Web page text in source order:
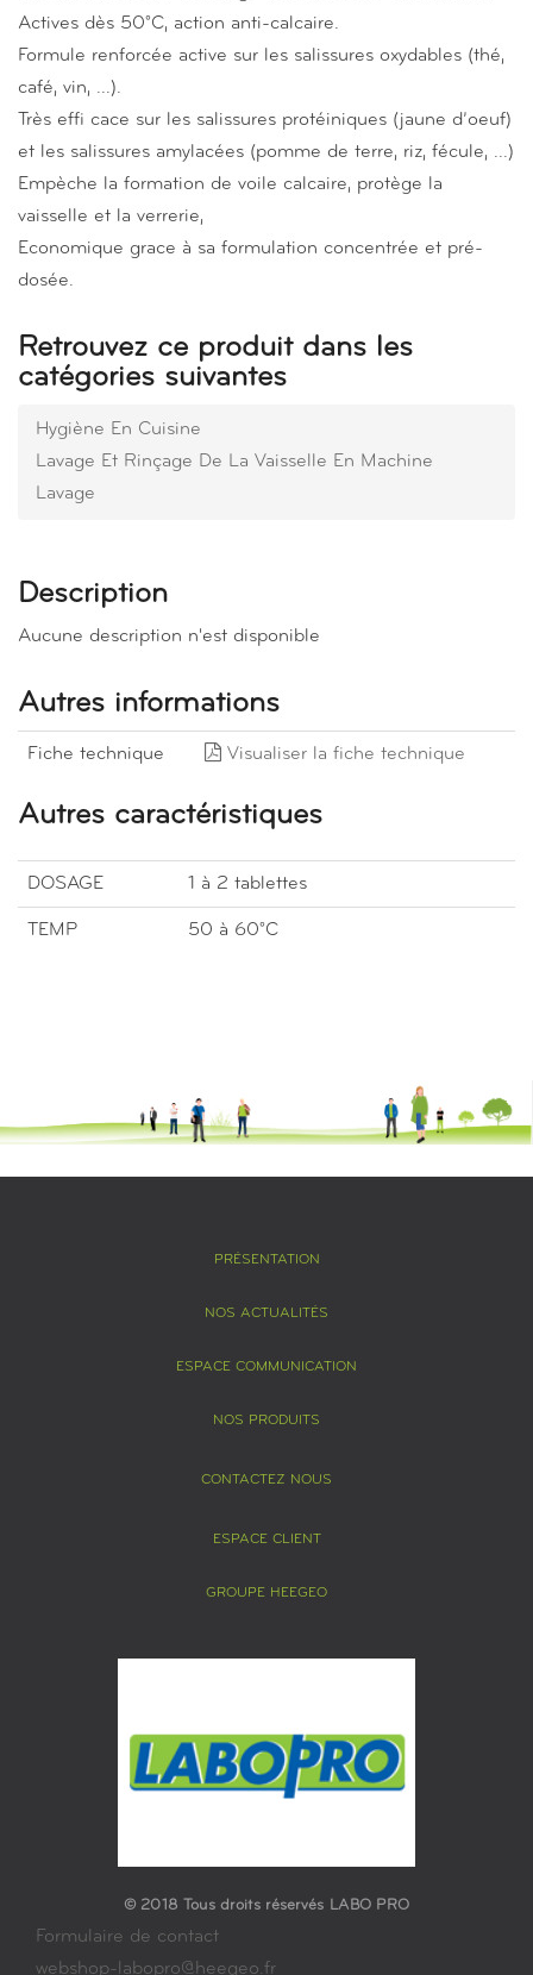
Actives dès 50°C, action anti-calcaire.
Formule renforcée active sur les salissures oxydables (thé,
café, vin, ...).
Très effi cace sur les salissures protéiniques (jaune d’oeuf)
et les salissures amylacées (pomme de terre, riz, fécule, ...)
Empèche la formation de voile calcaire, protège la
vaisselle et la verrerie,
Economique grace à sa formulation concentrée et pré-
dosée.
Retrouvez ce produit dans les
catégories suivantes
Hygiène En Cuisine
Lavage Et Rinçage De La Vaisselle En Machine
Lavage
Description
Aucune description n'est disponible
Autres informations
Fiche technique Visualiser la fiche technique
Autres caractéristiques
DOSAGE 1 à 2 tablettes
TEMP 50 à 60°C
PRÉSENTATION
NOS ACTUALITÉS
ESPACE COMMUNICATION
NOS PRODUITS
CONTACTEZ NOUS
ESPACE CLIENT
GROUPE HEEGEO
© 2018 Tous droits réservés LABO PRO
Formulaire de contact
webshop-labopro@heegeo.fr